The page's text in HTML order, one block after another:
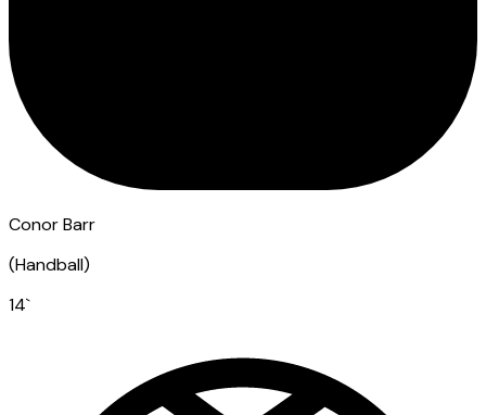
Conor Barr
(Handball)
14`